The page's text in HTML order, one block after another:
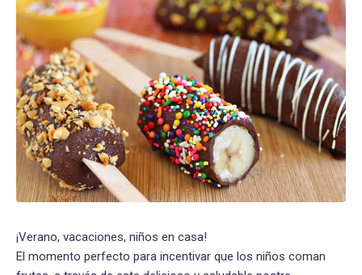
¡Verano, vacaciones, niños en casa!
El momento perfecto para incentivar que los niños coman